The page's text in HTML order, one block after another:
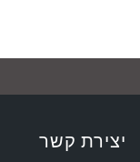
יצירת קשר